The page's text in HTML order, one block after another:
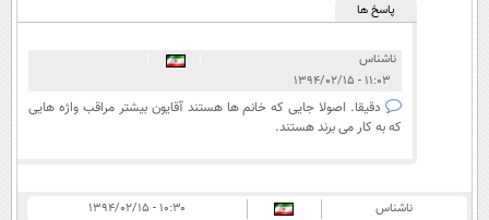
پاسخ ها
ناشناس
۱۱:۰۳ - ۱۳۹۴/۰۲/۱۵
دقیقا. اصولا جایی که خانم ها هستند آقایون بیشتر مراقب واژه هایی
که به کار می برند هستند.
ناشناس
۱۰:۳۰ - ۱۳۹۴/۰۲/۱۵